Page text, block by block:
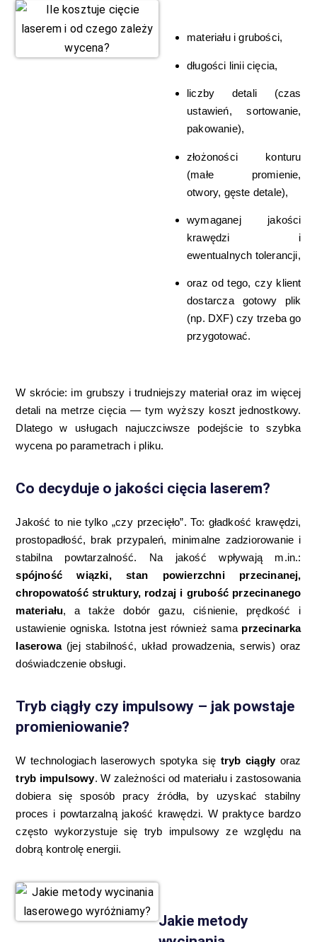
materiału i grubości,
długości linii cięcia,
liczby detali (czas
ustawień, sortowanie,
pakowanie),
złożoności konturu
(małe promienie,
otwory, gęste detale),
wymaganej jakości
krawędzi i
ewentualnych tolerancji,
oraz od tego, czy klient
dostarcza gotowy plik
(np. DXF) czy trzeba go
przygotować.
W skrócie: im grubszy i trudniejszy materiał oraz im więcej
detali na metrze cięcia — tym wyższy koszt jednostkowy.
Dlatego w usługach najuczciwsze podejście to szybka
wycena po parametrach i pliku.
Co decyduje o jakości cięcia laserem?
Jakość to nie tylko „czy przecięło”. To: gładkość krawędzi,
prostopadłość, brak przypaleń, minimalne zadziorowanie i
stabilna powtarzalność. Na jakość wpływają m.in.:
spójność wiązki, stan powierzchni przecinanej,
chropowatość struktury, rodzaj i grubość przecinanego
materiału, a także dobór gazu, ciśnienie, prędkość i
ustawienie ogniska. Istotna jest również sama przecinarka
laserowa(jej stabilność, układ prowadzenia, serwis) oraz
doświadczenie obsługi.
Tryb ciągły czy impulsowy – jak powstaje
promieniowanie?
W technologiach laserowych spotyka się tryb ciągłyoraz
tryb impulsowy. W zależności od materiału i zastosowania
dobiera się sposób pracy źródła, by uzyskać stabilny
proces i powtarzalną jakość krawędzi. W praktyce bardzo
często wykorzystuje się tryb impulsowy ze względu na
dobrą kontrolę energii.
Jakie metody